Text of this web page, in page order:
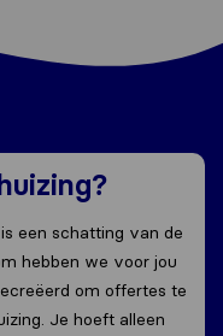
een schatting van de
hebben we voor jou
om offertes te
Je hoeft alleen